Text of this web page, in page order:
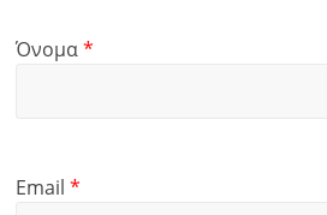
Όνομα*
Email*